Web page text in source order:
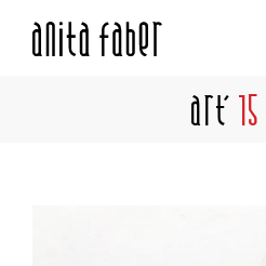
Art' 15